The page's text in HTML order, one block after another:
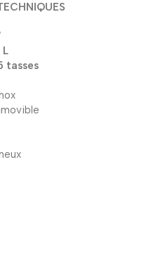
TECHNIQUES
L
tasses